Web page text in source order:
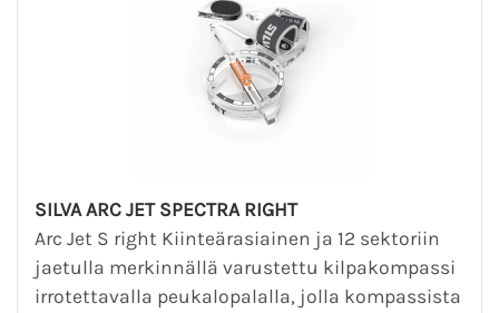
SILVA ARC JET SPECTRA RIGHT
Arc Jet S right Kiinteärasiainen ja 12 sektoriin
jaetulla merkinnällä varustettu kilpakompassi
irrotettavalla peukalopalalla, jolla kompassista